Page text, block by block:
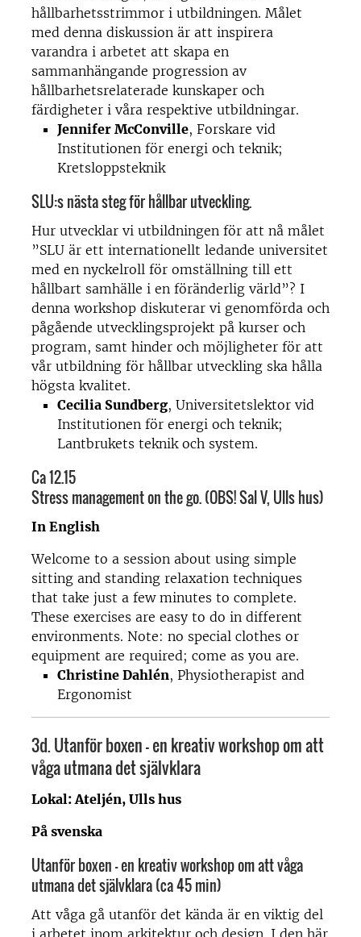
hållbarhetsstrimmor i utbildningen. Målet
med denna diskussion är att inspirera
varandra i arbetet att skapa en
sammanhängande progression av
hållbarhetsrelaterade kunskaper och
färdigheter i våra respektive utbildningar.
Jennifer McConville, Forskare vid
Institutionen för energi och teknik;
Kretsloppsteknik
SLU:s nästa steg för hållbar utveckling.
Hur utvecklar vi utbildningen för att nå målet
”SLU är ett internationellt ledande universitet
med en nyckelroll för omställning till ett
hållbart samhälle i en föränderlig värld”? I
denna workshop diskuterar vi genomförda och
pågående utvecklingsprojekt på kurser och
program, samt hinder och möjligheter för att
vår utbildning för hållbar utveckling ska hålla
högsta kvalitet.
Cecilia Sundberg, Universitetslektor vid
Institutionen för energi och teknik;
Lantbrukets teknik och system.
Ca 12.15
Stress management on the go. (OBS! Sal V, Ulls hus)
In English
Welcome to a session about using simple
sitting and standing relaxation techniques
that take just a few minutes to complete.
These exercises are easy to do in different
environments. Note: no special clothes or
equipment are required; come as you are.
Christine Dahlén, Physiotherapist and
Ergonomist
3d.Utanför boxen – en kreativ workshop om att
våga utmana det självklara
Lokal: Ateljén, Ulls hus
På svenska
Utanför boxen – en kreativ workshop om att våga
utmana det självklara (ca 45 min)
Att våga gå utanför det kända är en viktig del
i arbetet inom arkitektur och design. I den här